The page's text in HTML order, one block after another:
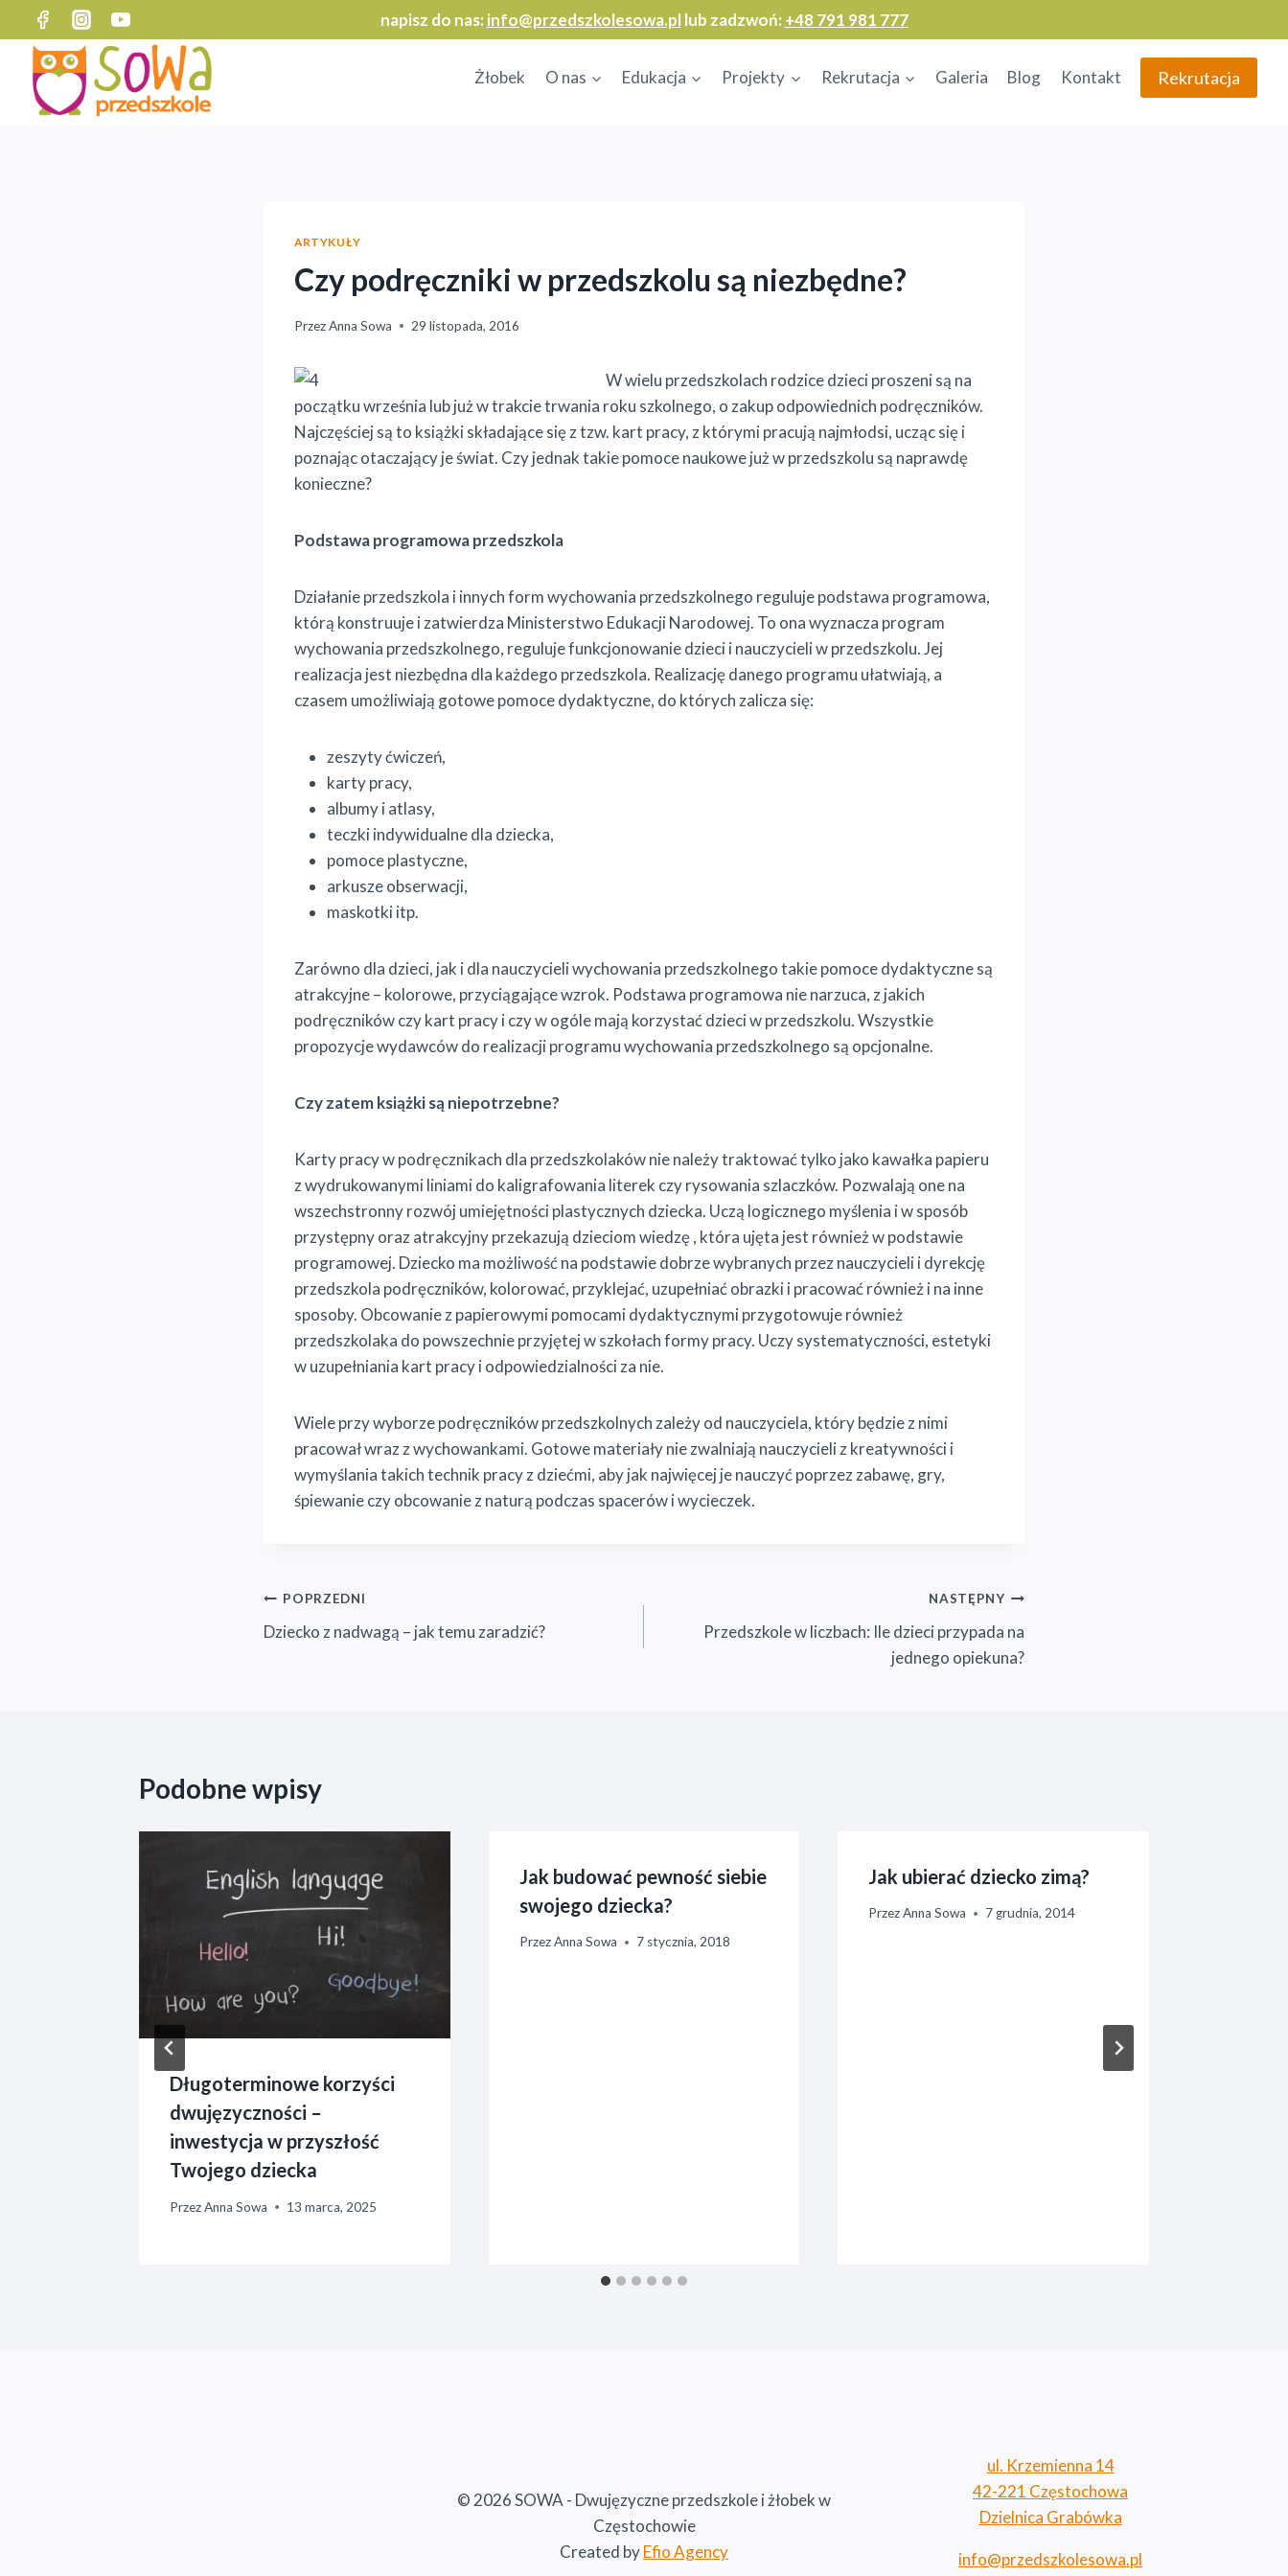
Przejdź
do
treści
napisz do nas: info@przedszkolesowa.pllub zadzwoń: +48 791 981 777
Żłobek O nas Edukacja Projekty Rekrutacja Galeria Blog Kontakt Rekrutacja
ARTYKUŁY
Czy podręczniki w przedszkolu są niezbędne?
PrzezAnna Sowa 29 listopada, 2016
W wielu przedszkolach rodzice dzieci proszeni są na
początku września lub już w trakcie trwania roku szkolnego, o zakup odpowiednich podręczników.
Najczęściej są to książki składające się z tzw. kart pracy, z którymi pracują najmłodsi, ucząc się i
poznając otaczający je świat. Czy jednak takie pomoce naukowe już w przedszkolu są naprawdę
konieczne?
Podstawa programowa przedszkola
Działanie przedszkola i innych form wychowania przedszkolnego reguluje podstawa programowa,
którą konstruuje i zatwierdza Ministerstwo Edukacji Narodowej. To ona wyznacza program
wychowania przedszkolnego, reguluje funkcjonowanie dzieci i nauczycieli w przedszkolu. Jej
realizacja jest niezbędna dla każdego przedszkola. Realizację danego programu ułatwiają, a
czasem umożliwiają gotowe pomoce dydaktyczne, do których zalicza się:
zeszyty ćwiczeń,
karty pracy,
albumy i atlasy,
teczki indywidualne dla dziecka,
pomoce plastyczne,
arkusze obserwacji,
maskotki itp.
Zarówno dla dzieci, jak i dla nauczycieli wychowania przedszkolnego takie pomoce dydaktyczne są
atrakcyjne – kolorowe, przyciągające wzrok. Podstawa programowa nie narzuca, z jakich
podręczników czy kart pracy i czy w ogóle mają korzystać dzieci w przedszkolu. Wszystkie
propozycje wydawców do realizacji programu wychowania przedszkolnego są opcjonalne.
Czy zatem książki są niepotrzebne?
Karty pracy w podręcznikach dla przedszkolaków nie należy traktować tylko jako kawałka papieru
z wydrukowanymi liniami do kaligrafowania literek czy rysowania szlaczków. Pozwalają one na
wszechstronny rozwój umiejętności plastycznych dziecka. Uczą logicznego myślenia i w sposób
przystępny oraz atrakcyjny przekazują dzieciom wiedzę , która ujęta jest również w podstawie
programowej. Dziecko ma możliwość na podstawie dobrze wybranych przez nauczycieli i dyrekcję
przedszkola podręczników, kolorować, przyklejać, uzupełniać obrazki i pracować również i na inne
sposoby. Obcowanie z papierowymi pomocami dydaktycznymi przygotowuje również
przedszkolaka do powszechnie przyjętej w szkołach formy pracy. Uczy systematyczności, estetyki
w uzupełniania kart pracy i odpowiedzialności za nie.
Wiele przy wyborze podręczników przedszkolnych zależy od nauczyciela, który będzie z nimi
pracował wraz z wychowankami. Gotowe materiały nie zwalniają nauczycieli z kreatywności i
wymyślania takich technik pracy z dziećmi, aby jak najwięcej je nauczyć poprzez zabawę, gry,
śpiewanie czy obcowanie z naturą podczas spacerów i wycieczek.
Nawigacja
wpisu
POPRZEDNI
Dziecko z nadwagą – jak temu zaradzić?
NASTĘPNY
Przedszkole w liczbach: Ile dzieci przypada na
jednego opiekuna?
Podobne wpisy
Długoterminowe korzyści
dwujęzyczności –
inwestycja w przyszłość
Twojego dziecka
PrzezAnna Sowa 13 marca, 2025
Jak budować pewność siebie
swojego dziecka?
Przez Anna Sowa 7 stycznia, 2018
Jak ubierać dziecko zimą?
Przez Anna Sowa 7 grudnia, 2014
© 2026 SOWA - Dwujęzyczne przedszkole i żłobek w
Częstochowie
Created byEfio Agency
ul. Krzemienna 14
42-221 Częstochowa
Dzielnica Grabówka
info@przedszkolesowa.pl